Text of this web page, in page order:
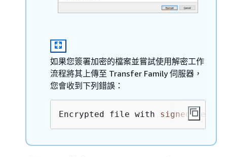
如果您簽署加密的檔案並嘗試使用解密工作
流程將其上傳至 Transfer Family 伺服器，
您會收到下列錯誤：
Encrypted file with signed